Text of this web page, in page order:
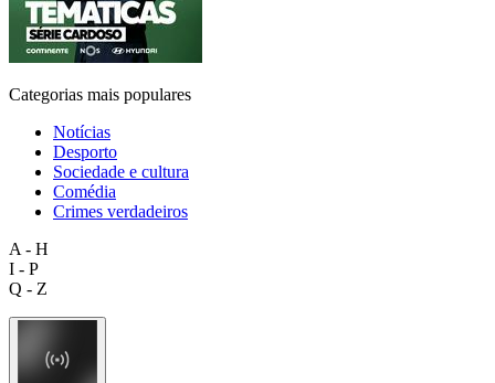
Categorias mais populares
Notícias
Desporto
Sociedade e cultura
Comédia
Crimes verdadeiros
A - H
I - P
Q - Z